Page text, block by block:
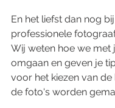
En het liefst dan nog
professionele
Wij weten hoe we met
omgaan en geven je
voor het kiezen van
de foto's worden